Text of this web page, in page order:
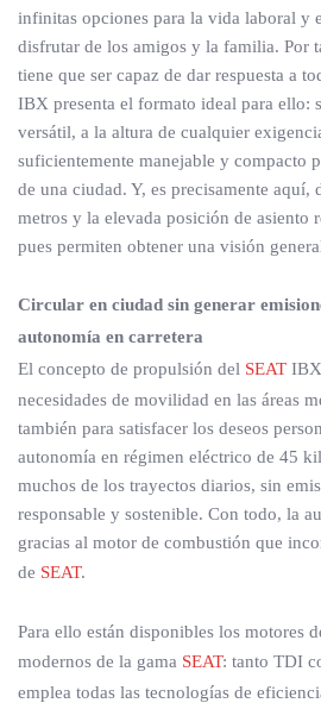
infinitas opciones para la vida laboral y
disfrutar de los amigos y la familia. Por
tiene que ser capaz de dar respuesta a
IBX presenta el formato ideal para ello:
versátil, a la altura de cualquier
suficientemente manejable y compacto
de una ciudad. Y, es precisamente aquí,
metros y la elevada posición de asiento
pues permiten obtener una visión
Circular en ciudad sin generar
autonomía en carretera
El concepto de propulsión del SEAT
necesidades de movilidad en las áreas
también para satisfacer los deseos
autonomía en régimen eléctrico de 45
muchos de los trayectos diarios, sin
responsable y sostenible. Con todo, la
gracias al motor de combustión que
de SEAT.
Para ello están disponibles los motores
modernos de la gama SEAT: tanto TDI
emplea todas las tecnologías de